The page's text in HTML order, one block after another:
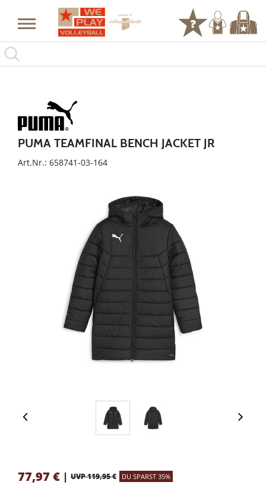
PUMA TEAMFINAL BENCH JACKET JR
Art.Nr.: 658741-03-164
77,97 € | UVP 119,95 € DU SPARST 35%